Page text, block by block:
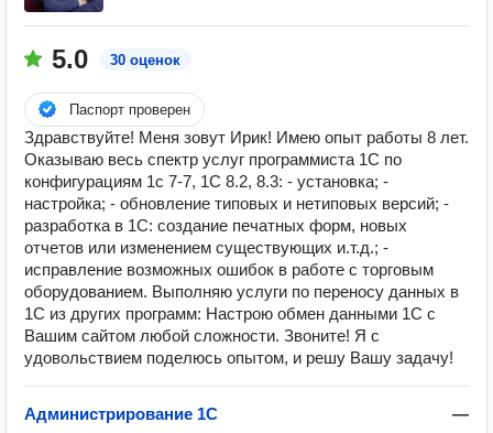
5.0 30 оценок
Паспорт проверен
Здравствуйте! Меня зовут Ирик! Имею опыт работы 8 лет.
Оказываю весь спектр услуг программиста 1С по
конфигурациям 1с 7-7, 1С 8.2, 8.3: - установка; -
настройка; - обновление типовых и нетиповых версий; -
разработка в 1С: создание печатных форм, новых
отчетов или изменением существующих и.т.д.; -
исправление возможных ошибок в работе с торговым
оборудованием. Выполняю услуги по переносу данных в
1С из других программ: Настрою обмен данными 1С с
Вашим сайтом любой сложности. Звоните! Я с
удовольствием поделюсь опытом, и решу Вашу задачу!
Администрирование 1С —